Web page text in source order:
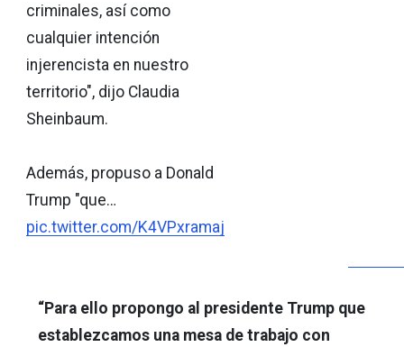
criminales, así como
cualquier intención
injerencista en nuestro
territorio", dijo Claudia
Sheinbaum.
Además, propuso a Donald
Trump "que…
pic.twitter.com/K4VPxramaj
“Para ello propongo al presidente Trump que
establezcamos una mesa de trabajo con